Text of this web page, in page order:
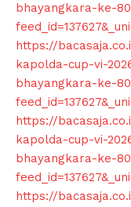
Klinik Gigi
Klinik Gigi Surabaya
Klinik Gigi Terdekat
Klinik Gigi terbaik
bhayangkara-ke-
https://
kapolda-cup-vi-
bhayangkara-ke-
https://
kapolda-cup-vi-
bhayangkara-ke-
https://